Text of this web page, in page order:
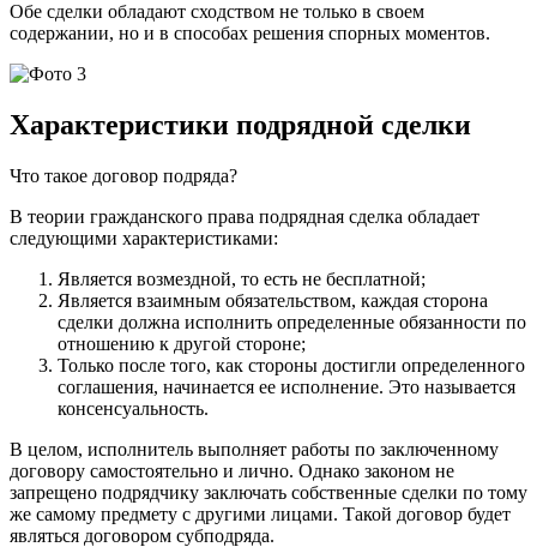
Обе сделки обладают сходством не только в своем
содержании, но и в способах решения спорных моментов.
Характеристики подрядной сделки
Что такое договор подряда?
В теории гражданского права подрядная сделка обладает
следующими характеристиками:
Является возмездной, то есть не бесплатной;
Является взаимным обязательством, каждая сторона
сделки должна исполнить определенные обязанности по
отношению к другой стороне;
Только после того, как стороны достигли определенного
соглашения, начинается ее исполнение. Это называется
консенсуальность.
В целом, исполнитель выполняет работы по заключенному
договору самостоятельно и лично. Однако законом не
запрещено подрядчику заключать собственные сделки по тому
же самому предмету с другими лицами. Такой договор будет
являться договором субподряда.